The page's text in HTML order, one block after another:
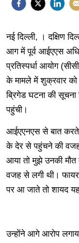
नई दिल्ली, । दक्षिण
आग में पूर्व आईएएस
प्रतिस्पर्धा आयोग
के मामले में शुक्रवार को
ब्रिगेड घटना की
पहुंची।
आईएएनएस से बात करते
के देर से पहुंचने की
आया तो मुझे उनकी मौत
वजह से लगी थी।
पर आ जाते तो शायद यह
उन्होंने आगे आरोप